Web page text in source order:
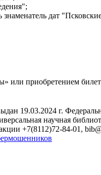
знаменатель дат
приобретением
19.03.2024 г.
научная
+7(8112)72-84-01,